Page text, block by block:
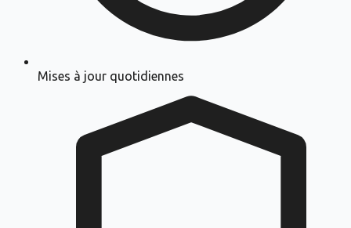
Mises à jour quotidiennes